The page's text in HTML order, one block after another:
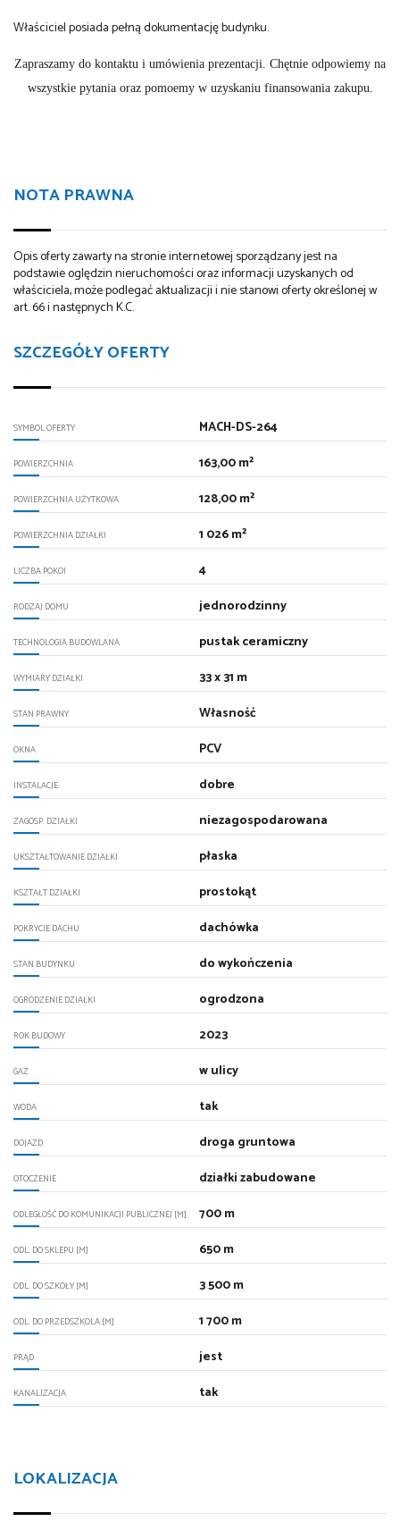
Właściciel posiada pełną dokumentację budynku.
Zapraszamy do kontaktu i umówienia prezentacji. Chętnie odpowiemy na
wszystkie pytania oraz pomoemy w uzyskaniu finansowania zakupu.
NOTA PRAWNA
Opis oferty zawarty na stronie internetowej sporządzany jest na
podstawie oględzin nieruchomości oraz informacji uzyskanych od
właściciela, może podlegać aktualizacji i nie stanowi oferty określonej w
art. 66 i następnych K.C.
SZCZEGÓŁY OFERTY
SYMBOL OFERTY MACH-DS-264
POWIERZCHNIA 163,00 m²
POWIERZCHNIA UŻYTKOWA 128,00 m²
POWIERZCHNIA DZIAŁKI 1 026 m²
LICZBA POKOI 4
RODZAJ DOMU jednorodzinny
TECHNOLOGIA BUDOWLANA pustak ceramiczny
WYMIARY DZIAŁKI 33 x 31 m
STAN PRAWNY Własność
OKNA PCV
INSTALACJE dobre
ZAGOSP. DZIAŁKI niezagospodarowana
UKSZTAŁTOWANIE DZIAŁKI płaska
KSZTAŁT DZIAŁKI prostokąt
POKRYCIE DACHU dachówka
STAN BUDYNKU do wykończenia
OGRODZENIE DZIAŁKI ogrodzona
ROK BUDOWY 2023
GAZ w ulicy
WODA tak
DOJAZD droga gruntowa
OTOCZENIE działki zabudowane
ODLEGŁOŚĆ DO KOMUNIKACJI PUBLICZNEJ [M] 700 m
ODL. DO SKLEPU [M] 650 m
ODL. DO SZKOŁY [M] 3 500 m
ODL. DO PRZEDSZKOLA [M] 1 700 m
PRĄD jest
KANALIZACJA tak
LOKALIZACJA